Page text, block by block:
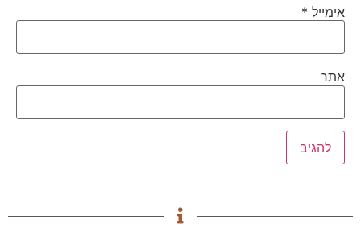
אימייל*
אתר